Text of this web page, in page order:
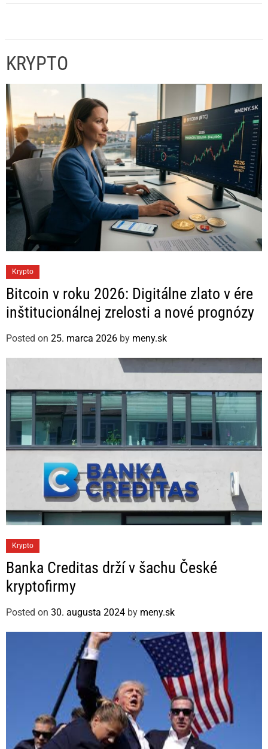
KRYPTO
a
t
e
o
r
e
Krypto
Bitcoin v roku 2026: Digitálne zlato v ére
inštitucionálnej zrelosti a nové prognózy
Posted on 25. marca 2026 by meny.sk
a
t
e
o
r
Krypto
Banka Creditas drží v šachu České
kryptofirmy
Posted on 30. augusta 2024 by meny.sk